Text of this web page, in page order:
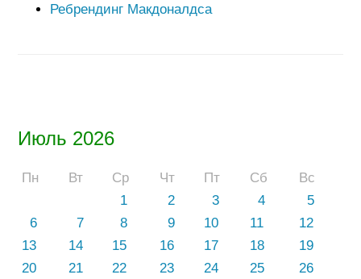
Июль 2026
Пн Вт Ср Чт Пт Сб
Вс
1
2 3 4
5
6
7 8 9 10 11
12
13
14 15 16 17 18
19
20
21 22 23 24 25
26
Ребрендинг Макдоналдса